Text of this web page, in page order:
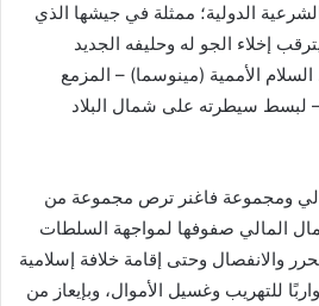
الدولية؛ ممثلة في جيشها الذي
إخلاء الجو له وحليفه الجديد
الأممية (مينوسما) – المزمع
– لبسط سيطرته على شمال البلاد
ومجموعة فاغنر ترص مجموعة من
المالي صفوفها لمواجهة السلطات
والانفصال وحتى إقامة خلافة إسلامية
للتهريب وغسيل الأموال، وبإيعاز من